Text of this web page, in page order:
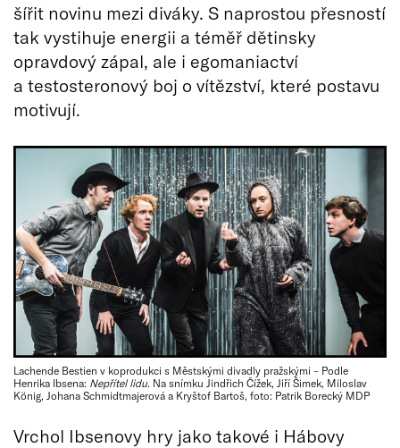
šířit novinu mezi diváky. S naprostou přesností
tak vystihuje energii a téměř dětinsky
opravdový zápal, ale i egomaniactví
a testosteronový boj o vítězství, které postavu
motivují.
Lachende Bestien v koprodukci s Městskými divadly pražskými – Podle
Henrika Ibsena: Nepřítel lidu. Na snímku Jindřich Čížek, Jiří Šimek, Miloslav
König, Johana Schmidtmajerová a Kryštof Bartoš, foto: Patrik Borecký MDP
Vrchol Ibsenovy hry jako takové i Hábovy